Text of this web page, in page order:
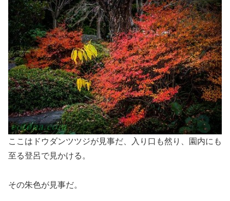
ここはドウダンツツジが見事だ、入り口も然り、園内にも
至る登呂で見かける。
その朱色が見事だ。